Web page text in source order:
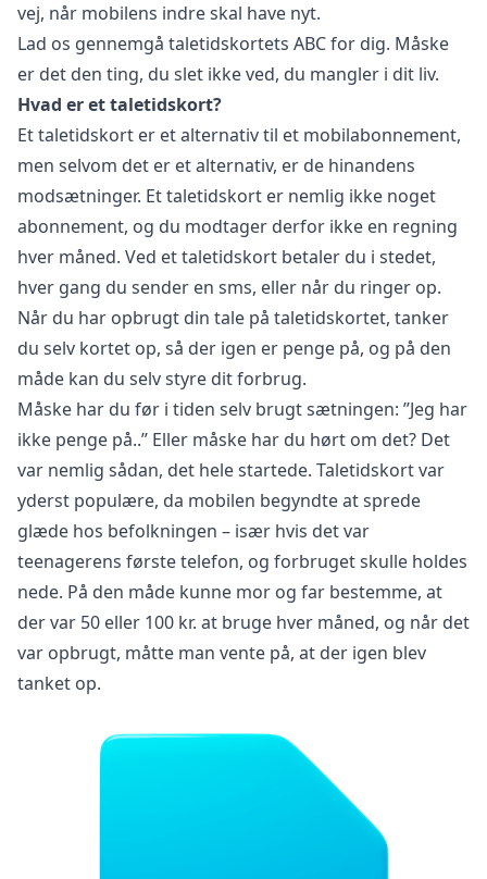
vej, når mobilens indre skal have nyt.
Lad os gennemgå taletidskortets ABC for dig. Måske
er det den ting, du slet ikke ved, du mangler i dit liv.
Hvad er et taletidskort?
Et taletidskort er et alternativ til et mobilabonnement,
men selvom det er et alternativ, er de hinandens
modsætninger. Et taletidskort er nemlig ikke noget
abonnement, og du modtager derfor ikke en regning
hver måned. Ved et taletidskort betaler du i stedet,
hver gang du sender en sms, eller når du ringer op.
Når du har opbrugt din tale på taletidskortet, tanker
du selv kortet op, så der igen er penge på, og på den
måde kan du selv styre dit forbrug.
Måske har du før i tiden selv brugt sætningen: ’’Jeg har
ikke penge på..’’ Eller måske har du hørt om det? Det
var nemlig sådan, det hele startede. Taletidskort var
yderst populære, da mobilen begyndte at sprede
glæde hos befolkningen – især hvis det var
teenagerens første telefon, og forbruget skulle holdes
nede. På den måde kunne mor og far bestemme, at
der var 50 eller 100 kr. at bruge hver måned, og når det
var opbrugt, måtte man vente på, at der igen blev
tanket op.